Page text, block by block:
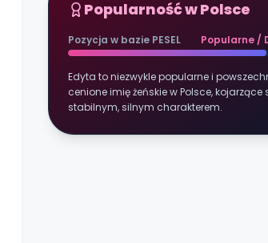
Popularność w Polsce
Pozycja w bazie PESEL Popularne /
Edyta to niezwykle popularne i
cenione imię żeńskie w Polsce, kojarzące
stabilnym, silnym charakterem.